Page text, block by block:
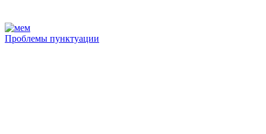
Проблемы пунктуации